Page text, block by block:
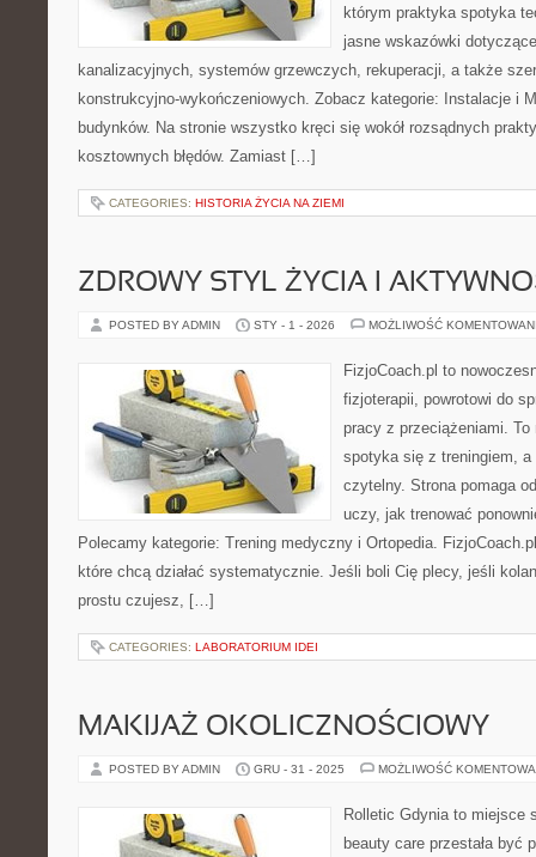
którym praktyka spotyka
jasne wskazówki
kanalizacyjnych, systemów grzewczych, rekuperacji, a także
konstrukcyjno-wykończeniowych. Zobacz kategorie: Instalacje i
budynków. Na stronie wszystko kręci się wokół rozsądnych
kosztownych błędów. Zamiast […]
CATEGORIES: HISTORIA ŻYCIA NA ZIEMI
ZDROWY STYL ŻYCIA I
POSTED BY ADMIN STY - 1 - 2026 MOŻLIWOŚĆ
FizjoCoach.pl to
fizjoterapii, powrotowi do
pracy z przeciążeniami.
spotyka się z treningiem,
czytelny. Strona pomaga
uczy, jak trenować
Polecamy kategorie: Trening medyczny i Ortopedia.
które chcą działać systematycznie. Jeśli boli Cię plecy, jeśli
prostu czujesz, […]
CATEGORIES: LABORATORIUM IDEI
MAKIJAŻ OKOLICZNOŚCIOWY
POSTED BY ADMIN GRU - 31 - 2025 MOŻLIWOŚĆ
Rolletic Gdynia to miejsce
beauty care przestała być